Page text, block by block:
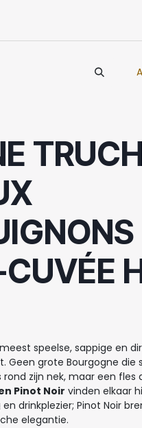
speelse, sappige en
Geen grote Bourgogne die
zijn nek, maar een fles
Pinot Noir vinden elkaar
drinkplezier; Pinot Noir
elegantie.